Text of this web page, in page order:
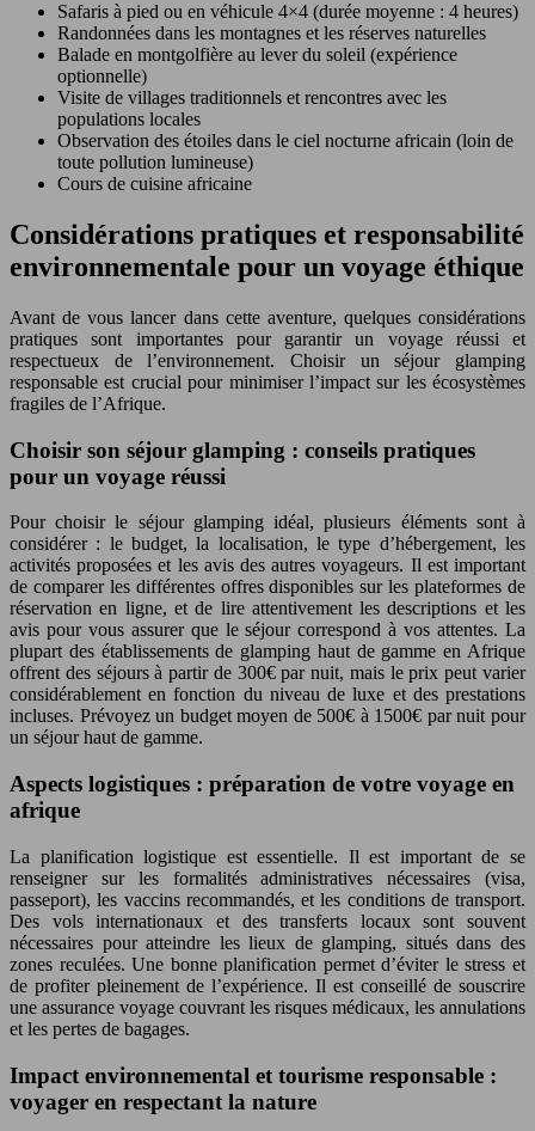
Safaris à pied ou en véhicule 4×4 (durée moyenne : 4 heures)
Randonnées dans les montagnes et les réserves naturelles
Balade en montgolfière au lever du soleil (expérience
optionnelle)
Visite de villages traditionnels et rencontres avec les
populations locales
Observation des étoiles dans le ciel nocturne africain (loin de
toute pollution lumineuse)
Cours de cuisine africaine
Considérations pratiques et responsabilité
environnementale pour un voyage éthique
Avant de vous lancer dans cette aventure, quelques considérations
pratiques sont importantes pour garantir un voyage réussi et
respectueux de l’environnement. Choisir un séjour glamping
responsable est crucial pour minimiser l’impact sur les écosystèmes
fragiles de l’Afrique.
Choisir son séjour glamping : conseils pratiques
pour un voyage réussi
Pour choisir le séjour glamping idéal, plusieurs éléments sont à
considérer : le budget, la localisation, le type d’hébergement, les
activités proposées et les avis des autres voyageurs. Il est important
de comparer les différentes offres disponibles sur les plateformes de
réservation en ligne, et de lire attentivement les descriptions et les
avis pour vous assurer que le séjour correspond à vos attentes. La
plupart des établissements de glamping haut de gamme en Afrique
offrent des séjours à partir de 300€ par nuit, mais le prix peut varier
considérablement en fonction du niveau de luxe et des prestations
incluses. Prévoyez un budget moyen de 500€ à 1500€ par nuit pour
un séjour haut de gamme.
Aspects logistiques : préparation de votre voyage en
afrique
La planification logistique est essentielle. Il est important de se
renseigner sur les formalités administratives nécessaires (visa,
passeport), les vaccins recommandés, et les conditions de transport.
Des vols internationaux et des transferts locaux sont souvent
nécessaires pour atteindre les lieux de glamping, situés dans des
zones reculées. Une bonne planification permet d’éviter le stress et
de profiter pleinement de l’expérience. Il est conseillé de souscrire
une assurance voyage couvrant les risques médicaux, les annulations
et les pertes de bagages.
Impact environnemental et tourisme responsable :
voyager en respectant la nature